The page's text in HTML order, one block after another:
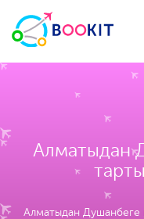
Алматыдан
Алматыдан Душанбеге